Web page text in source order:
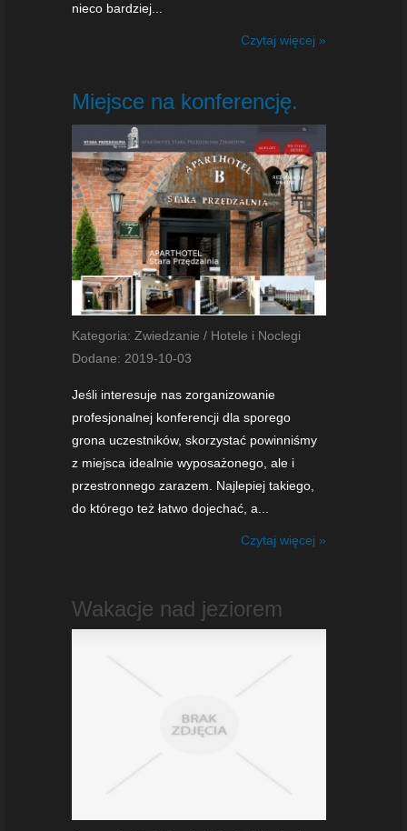
nieco bardziej...
Czytaj więcej »
Miejsce na konferencję.
Kategoria: Zwiedzanie / Hotele i Noclegi
Dodane: 2019-10-03
Jeśli interesuje nas zorganizowanie
profesjonalnej konferencji dla sporego
grona uczestników, skorzystać powinniśmy
z miejsca idealnie wyposażonego, ale i
przestronnego zarazem. Najlepiej takiego,
do którego też łatwo dojechać, a...
Czytaj więcej »
Wakacje nad jeziorem